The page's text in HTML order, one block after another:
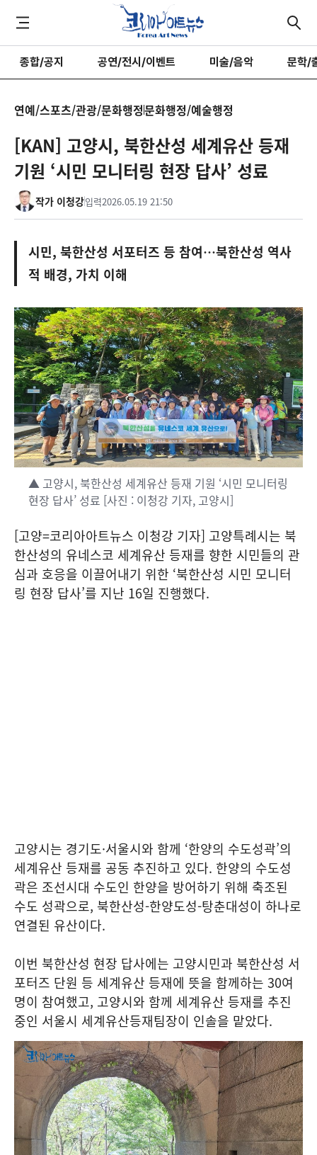
종합/공지 공연/전시/이벤트 미술/음악 문학/
연예/스포츠/관광/문화행정문화행정/예술행정
[KAN] 고양시, 북한산성 세계유산 등재
기원 ‘시민 모니터링 현장 답사’ 성료
작가 이청강입력2026.05.19 21:50
시민, 북한산성 서포터즈 등 참여…북한산성 역사
적 배경, 가치 이해
▲ 고양시, 북한산성 세계유산 등재 기원 ‘시민 모니터링
현장 답사’ 성료 [사진 : 이청강 기자, 고양시]
[고양=코리아아트뉴스 이청강 기자] 고양특례시는 북
한산성의 유네스코 세계유산 등재를 향한 시민들의 관
심과 호응을 이끌어내기 위한 ‘북한산성 시민 모니터
링 현장 답사’를 지난 16일 진행했다.
고양시는 경기도·서울시와 함께 ‘한양의 수도성곽’의
세계유산 등재를 공동 추진하고 있다. 한양의 수도성
곽은 조선시대 수도인 한양을 방어하기 위해 축조된
수도 성곽으로, 북한산성-한양도성-탕춘대성이 하나로
연결된 유산이다.
이번 북한산성 현장 답사에는 고양시민과 북한산성 서
포터즈 단원 등 세계유산 등재에 뜻을 함께하는 30여
명이 참여했고, 고양시와 함께 세계유산 등재를 추진
중인 서울시 세계유산등재팀장이 인솔을 맡았다.